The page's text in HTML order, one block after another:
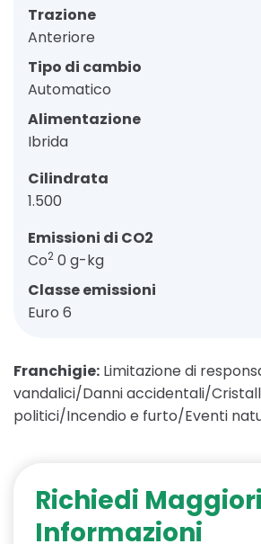
Trazione
Anteriore
Tipo di cambio
Automatico
Alimentazione
Ibrida
Cilindrata
1.500
Emissioni di CO2
Co2 0 g-kg
Classe emissioni
Euro 6
Franchigie: Limitazione di
vandalici/Danni accidentali/
politici/Incendio e furto/Eventi
Richiedi Maggiori
Informazioni